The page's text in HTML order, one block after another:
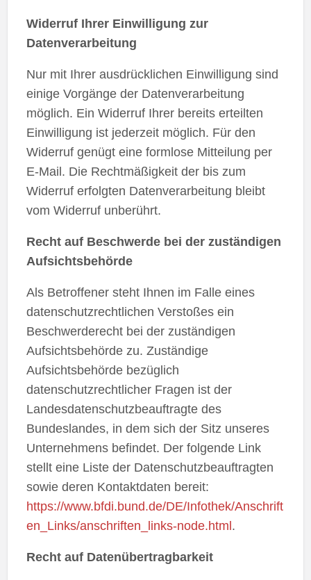
Widerruf Ihrer Einwilligung zur
Datenverarbeitung
Nur mit Ihrer ausdrücklichen Einwilligung sind
einige Vorgänge der Datenverarbeitung
möglich. Ein Widerruf Ihrer bereits erteilten
Einwilligung ist jederzeit möglich. Für den
Widerruf genügt eine formlose Mitteilung per
E-Mail. Die Rechtmäßigkeit der bis zum
Widerruf erfolgten Datenverarbeitung bleibt
vom Widerruf unberührt.
Recht auf Beschwerde bei der zuständigen
Aufsichtsbehörde
Als Betroffener steht Ihnen im Falle eines
datenschutzrechtlichen Verstoßes ein
Beschwerderecht bei der zuständigen
Aufsichtsbehörde zu. Zuständige
Aufsichtsbehörde bezüglich
datenschutzrechtlicher Fragen ist der
Landesdatenschutzbeauftragte des
Bundeslandes, in dem sich der Sitz unseres
Unternehmens befindet. Der folgende Link
stellt eine Liste der Datenschutzbeauftragten
sowie deren Kontaktdaten bereit:
https://www.bfdi.bund.de/DE/Infothek/Anschrift
en_Links/anschriften_links-node.html.
Recht auf Datenübertragbarkeit